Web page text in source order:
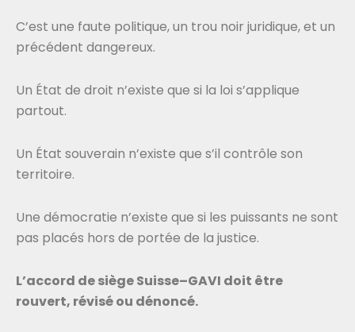
C’est une faute politique, un trou noir juridique, et un
précédent dangereux.
Un État de droit n’existe que si la loi s’applique
partout.
Un État souverain n’existe que s’il contrôle son
territoire.
Une démocratie n’existe que si les puissants ne sont
pas placés hors de portée de la justice.
L’accord de siège Suisse–GAVI doit être
rouvert, révisé ou dénoncé.